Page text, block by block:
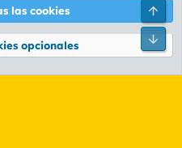
Política de privacidad Ayuda
2026 XenForo Ltd.
las cookies
opcionales
Pie